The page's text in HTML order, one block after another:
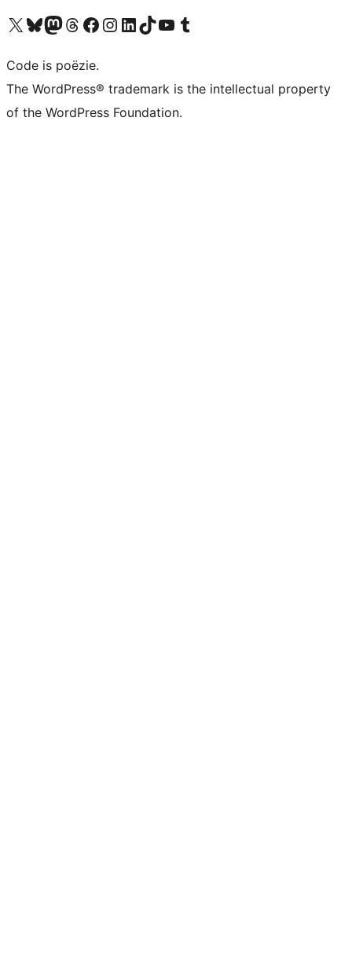
Bezoek ons X (voorheen Twitter) account
Bezoek ons Bluesky account
Bezoek ons Mastodon account
Bezoek ons Threads account
Onze Facebook pagina bezoeken
Bezoek ons Instagram account
Bezoek ons LinkedIn account
Bezoek ons TikTok account
Bezoek ons YouTube kanaalBezoek ons Tumblr account
Code is poëzie.
The WordPress® trademark is the intellectual property
of the WordPress Foundation.